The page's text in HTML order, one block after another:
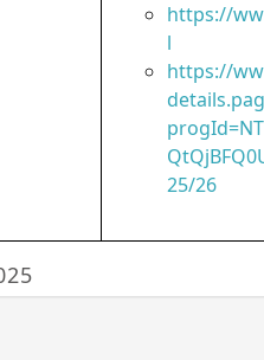
https://
l
https://
25/26